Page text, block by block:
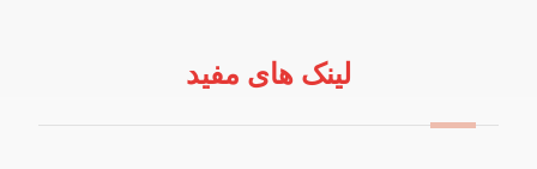
لینک های مفید